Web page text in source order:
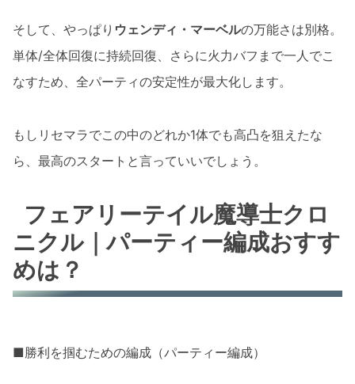
そして、やっぱり ウェンディ・マーベルの万能さは別格。
単体/全体回復に持続回復、さらに火力バフまで一人でこ
なすため、全パーティの安定性が最大化します。
もしリセマラでこの中のどれか1体でも高凸を狙えたな
ら、最高のスタートと言っていいでしょう。
フェアリーテイル魔導士クロ
ニクル｜パーティー編成おすす
めは？
■勝利を掴むための編成（パーティー編成）